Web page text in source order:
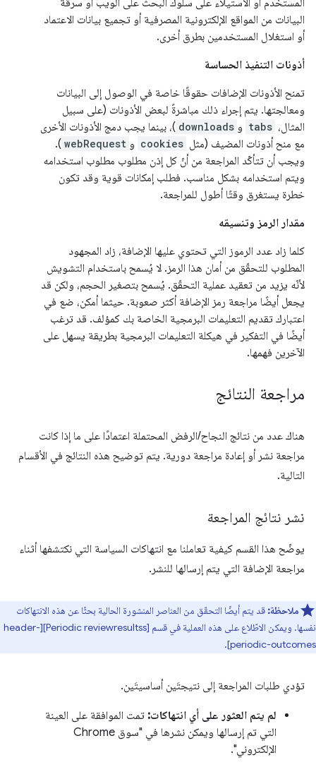
المستخدم أو الاستيلاء على سلوك البحث على الويب أو سرقة
البيانات من المواقع الإلكترونية المصرفية أو تجميع بيانات الاعتماد
أو استغلال المستخدمين بطرق أخرى.
أذونات التنفيذ الحساسة
تمنح الأذونات الإضافات حقوقًا خاصة في الوصول إلى البيانات
ومعالجتها. يتم إجراء ذلك مباشرةً لبعض الأذونات (على سبيل
المثال، tabs و downloads )، بينما يجب دمج الأذونات الأخرى
مع منح أذونات المضيف (مثل cookies و webRequest
).
ويجب أن تتأكّد المراجعة من أنّ كل إذن مطلوب مطلوب استخدامه
ويتم استخدامه بشكل مناسب. فطلب إمكانات قوية وقد تكون
خطرة يستغرق وقتًا أطول للمراجعة.
مقدار الرمز وتنسيقه
كلما زاد عدد الرموز التي تحتوي عليها الإضافة، زاد المجهود
المطلوب للتحقّق من أمان هذا الرمز. لا يُسمح باستخدام التشويش
لأنّه يزيد من تعقيد عملية التحقّق. يُسمح بتصغير الحجم، ولكن قد
يجعل أيضًا مراجعة رمز الإضافة أكثر صعوبة. حيثما أمكن، ضع في
اعتبارك تقديم التعليمات البرمجية الخاصة بك كمؤلف. قد ترغب
أيضًا في التفكير في هيكلة التعليمات البرمجية بطريقة يسهل على
الآخرين فهمها.
مراجعة النتائج
هناك عدد من نتائج النجاح/الرفض المحتملة اعتمادًا على ما إذا كانت
مراجعة نشر أو إعادة مراجعة دورية. يتم توضيح هذه النتائج في الأقسام
التالية.
نشر نتائج المراجعة
يوضّح هذا القسم كيفية تعاملنا مع انتهاكات السياسة التي نكتشفها أثناء
مراجعة الإضافة التي يتم إرسالها للنشر.
ملاحظة: قد يتم أيضًا التحقّق من العناصر المنشورة الحالية بحثًا عن هذه الانتهاكات
نفسها. ويمكن الاطّلاع على هذه العملية في قسم [Periodic reviewresultss][header-
periodic-outcomes].
تؤدي طلبات المراجعة إلى نتيجتَين أساسيتَين.
لم يتم العثور على أي انتهاكات: تمت الموافقة على العينة
التي تم إرسالها ويمكن نشرها في "سوق Chrome
الإلكتروني".